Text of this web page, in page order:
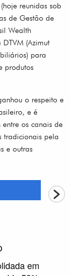
reunidas sob
de Gestão de
Wealth
(Azimut
para
produtos
o respeito e
e é
os canais de
tradicionais pela
e outras
em